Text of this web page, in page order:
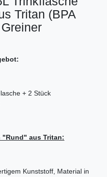
Tritan (BPA
+ 2 Stück
"Rund" aus Tritan:
Kunststoff, Material in